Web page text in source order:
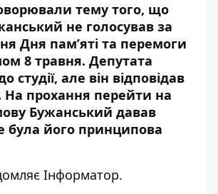
тему того, що
не голосував за
Дня пам’яті та перемоги
8 травня. Депутата
студії, але він відповідав
На прохання перейти на
Бужанський давав
була його принципова
Інформатор.